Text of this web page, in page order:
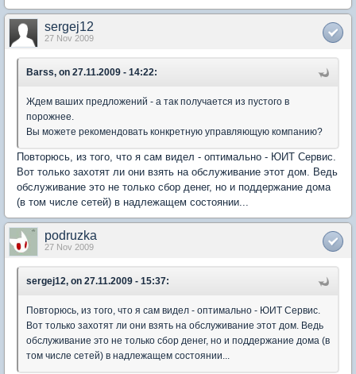
sergej12
27 Nov 2009
Barss, on 27.11.2009 - 14:22:
Ждем ваших предложений - а так получается из пустого в
порожнее.
Вы можете рекомендовать конкретную управляющую компанию?
Повторюсь, из того, что я сам видел - оптимально - ЮИТ Сервис.
Вот только захотят ли они взять на обслуживание этот дом. Ведь
обслуживание это не только сбор денег, но и поддержание дома
(в том числе сетей) в надлежащем состоянии...
podruzka
27 Nov 2009
sergej12, on 27.11.2009 - 15:37:
Повторюсь, из того, что я сам видел - оптимально - ЮИТ Сервис.
Вот только захотят ли они взять на обслуживание этот дом. Ведь
обслуживание это не только сбор денег, но и поддержание дома (в
том числе сетей) в надлежащем состоянии...